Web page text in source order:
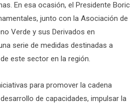
En esa ocasión, el Presidente Boric
junto con la Asociación de
Verde y sus Derivados en
serie de medidas destinadas a
este sector en la región.
para promover la cadena
de capacidades, impulsar la